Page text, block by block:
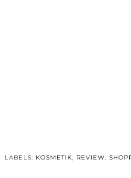
LABELS: KOSMETIK, REVIEW,